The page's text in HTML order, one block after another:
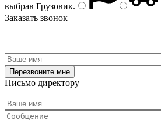
выбрав Грузовик.
Заказать звонок
Письмо директору